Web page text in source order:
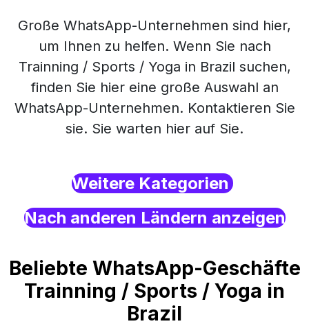
Große WhatsApp-Unternehmen sind hier,
um Ihnen zu helfen. Wenn Sie nach
Trainning / Sports / Yoga in Brazil suchen,
finden Sie hier eine große Auswahl an
WhatsApp-Unternehmen. Kontaktieren Sie
sie. Sie warten hier auf Sie.
Weitere Kategorien
Nach anderen Ländern anzeigen
Beliebte WhatsApp-Geschäfte
Trainning / Sports / Yoga in
Brazil